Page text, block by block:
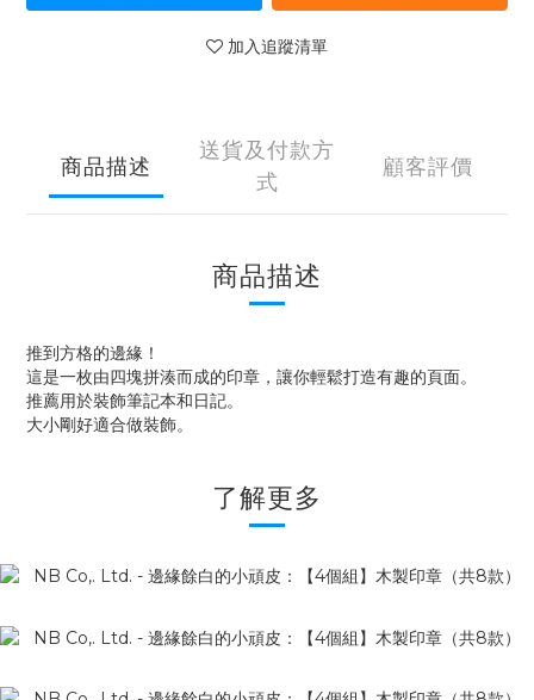
加入追蹤清單
商品描述
送貨及付款方
式
顧客評價
商品描述
推到方格的邊緣！
這是一枚由四塊拼湊而成的印章，讓你輕鬆打造有趣的頁面。
推薦用於裝飾筆記本和日記。
大小剛好適合做裝飾。
了解更多